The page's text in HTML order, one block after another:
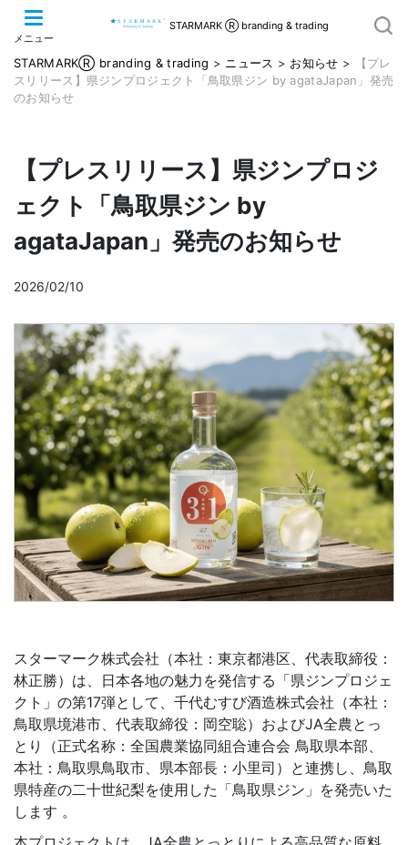
メニュー
STARMARK Ⓡ branding & trading
STARMARKⓇ branding & trading > ニュース > お知らせ >
【プレ
スリリース】県ジンプロジェクト「鳥取県ジン by agataJapan」発売
のお知らせ
【プレスリリース】県ジンプロジ
ェクト「鳥取県ジン by
agataJapan」発売のお知らせ
2026/02/10
スターマーク株式会社（本社：東京都港区、代表取締役：
林正勝）は、日本各地の魅力を発信する「県ジンプロジェ
クト」の第17弾として、千代むすび酒造株式会社（本社：
鳥取県境港市、代表取締役：岡空聡）およびJA全農とっ
とり（正式名称：全国農業協同組合連合会 鳥取県本部、
本社：鳥取県鳥取市、県本部長：小里司）と連携し、鳥取
県特産の二十世紀梨を使用した「鳥取県ジン」を発売いた
します 。